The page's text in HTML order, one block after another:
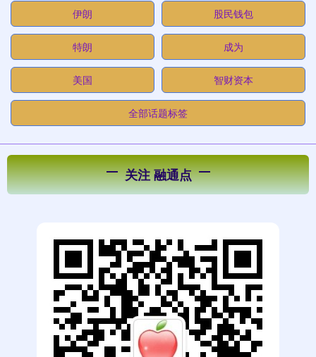
伊朗 股民钱包
特朗 成为
美国 智财资本
全部话题标签
关注 融通点